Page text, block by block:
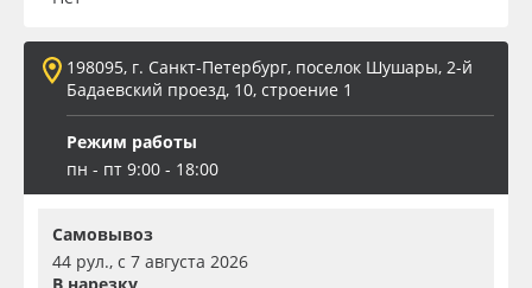
198095, г. Санкт-Петербург, поселок Шушары, 2-й
Бадаевский проезд, 10, строение 1
Режим работы
пн - пт 9:00 - 18:00
Самовывоз
44 рул., с 7 августа 2026